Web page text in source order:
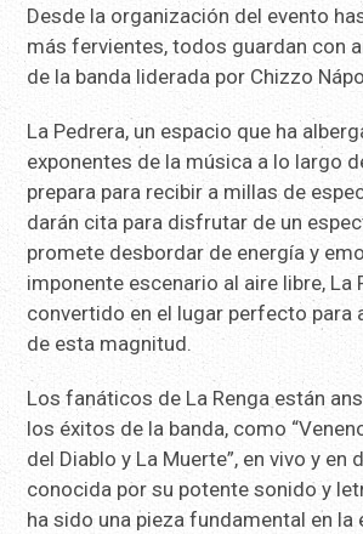
Desde la organización del evento
más fervientes, todos guardan con
de la banda liderada por Chizzo
La Pedrera, un espacio que ha
exponentes de la música a lo largo
prepara para recibir a millas de
darán cita para disfrutar de un
promete desbordar de energía y
imponente escenario al aire libre, La
convertido en el lugar perfecto para
de esta magnitud.
Los fanáticos de La Renga están
los éxitos de la banda, como
del Diablo y La Muerte”, en vivo y en
conocida por su potente sonido y
ha sido una pieza fundamental en la